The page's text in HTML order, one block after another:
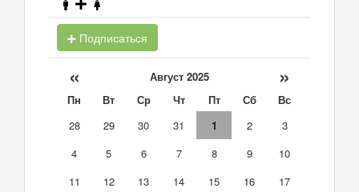
Подписаться
« Август 2025 »
Пн Вт Ср Чт Пт Сб
Вс
28
29 30 31 1 2
3
4
5 6 7 8 9
10
11
12 13 14 15 16
17